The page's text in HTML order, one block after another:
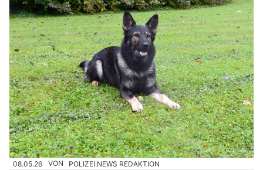
08.05.26 VON POLIZEI.NEWS REDAKTION